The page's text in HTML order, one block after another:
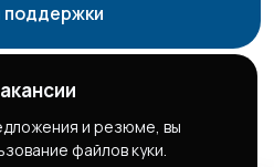
конфиденциальности
сделки
и резюме, вы
файлов куки.